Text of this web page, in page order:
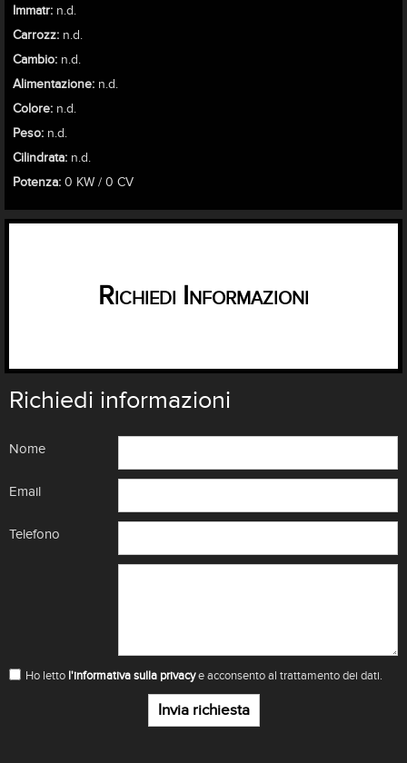
Immatr:n.d.
Carrozz:n.d.
Cambio:n.d.
Alimentazione:n.d.
Colore:n.d.
Peso:n.d.
Cilindrata:n.d.
Potenza:0 KW / 0 CV
Richiedi Informazioni
Richiedi informazioni
Nome
Email
Telefono
Ho letto l'informativa sulla privacye acconsento al trattamento dei dati.
Invia richiesta